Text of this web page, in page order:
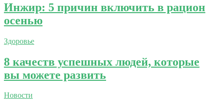
Инжир: 5 причин включить в рацион
осенью
Здоровье
8 качеств успешных людей, которые
вы можете развить
Новости